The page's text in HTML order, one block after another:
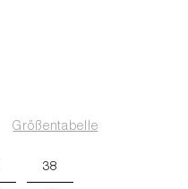
Größentabelle
38